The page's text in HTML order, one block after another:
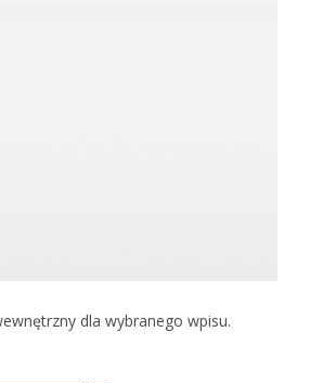
dla wybranego wpisu.